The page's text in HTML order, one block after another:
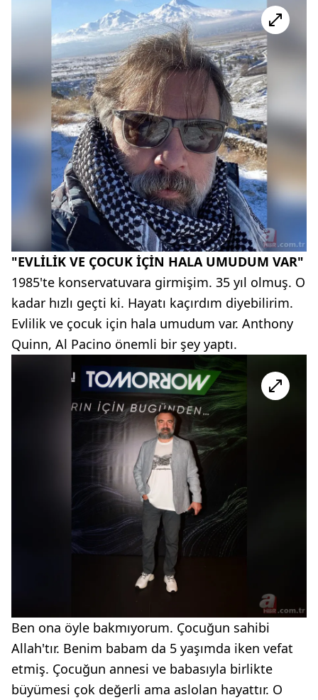
"EVLİLİK VE ÇOCUK İÇİN HALA UMUDUM VAR"
1985'te konservatuvara girmişim. 35 yıl olmuş. O
kadar hızlı geçti ki. Hayatı kaçırdım diyebilirim.
Evlilik ve çocuk için hala umudum var. Anthony
Quinn, Al Pacino önemli bir şey yaptı.
Ben ona öyle bakmıyorum. Çocuğun sahibi
Allah'tır. Benim babam da 5 yaşımda iken vefat
etmiş. Çocuğun annesi ve babasıyla birlikte
büyümesi çok değerli ama aslolan hayattır. O